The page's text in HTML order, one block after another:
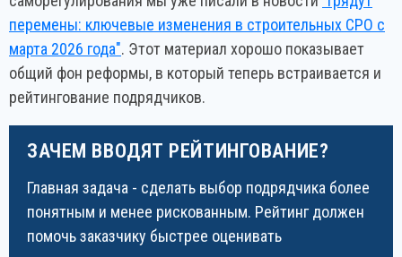
перемены: ключевые изменения в строительных СРО с
марта 2026 года". Этот материал хорошо показывает
общий фон реформы, в который теперь встраивается и
рейтингование подрядчиков.
ЗАЧЕМ ВВОДЯТ РЕЙТИНГОВАНИЕ?
Главная задача - сделать выбор подрядчика более
понятным и менее рискованным. Рейтинг должен
помочь заказчику быстрее оценивать